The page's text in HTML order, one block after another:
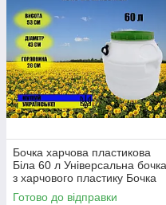
Бочка харчова пластикова
Біла 60 л Універсальна бочка
з харчового пластику Бочка
для меду Бочка для меду
Готово до відправки